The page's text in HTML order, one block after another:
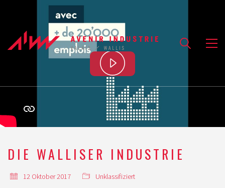
Play
Video
DIE WALLISER INDUSTRIE
12 Oktober 2017 Unklassifiziert